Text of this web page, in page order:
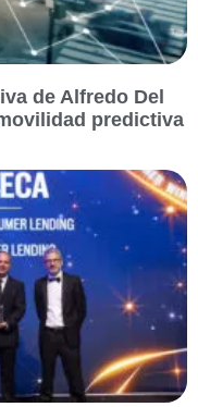
de Alfredo Del
predictiva